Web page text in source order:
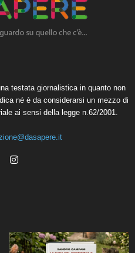
testata giornalistica in quanto non
né è da considerarsi un mezzo di
ai sensi della legge n.62/2001.